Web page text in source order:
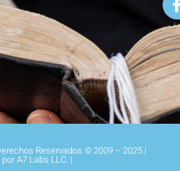
Reservados © 2009 – 2025 |
A7 Labs LLC. |